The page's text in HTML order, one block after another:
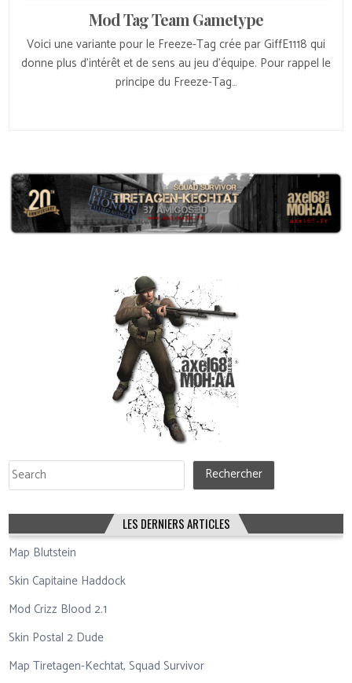
Mod Tag Team Gametype
Voici une variante pour le Freeze-Tag crée par GiffE1118 qui
donne plus d’intérêt et de sens au jeu d’équipe. Pour rappel le
principe du Freeze-Tag…
Rechercher Rechercher
LES DERNIERS ARTICLES
Map Blutstein
Skin Capitaine Haddock
Mod Crizz Blood 2.1
Skin Postal 2 Dude
Map Tiretagen-Kechtat, Squad Survivor